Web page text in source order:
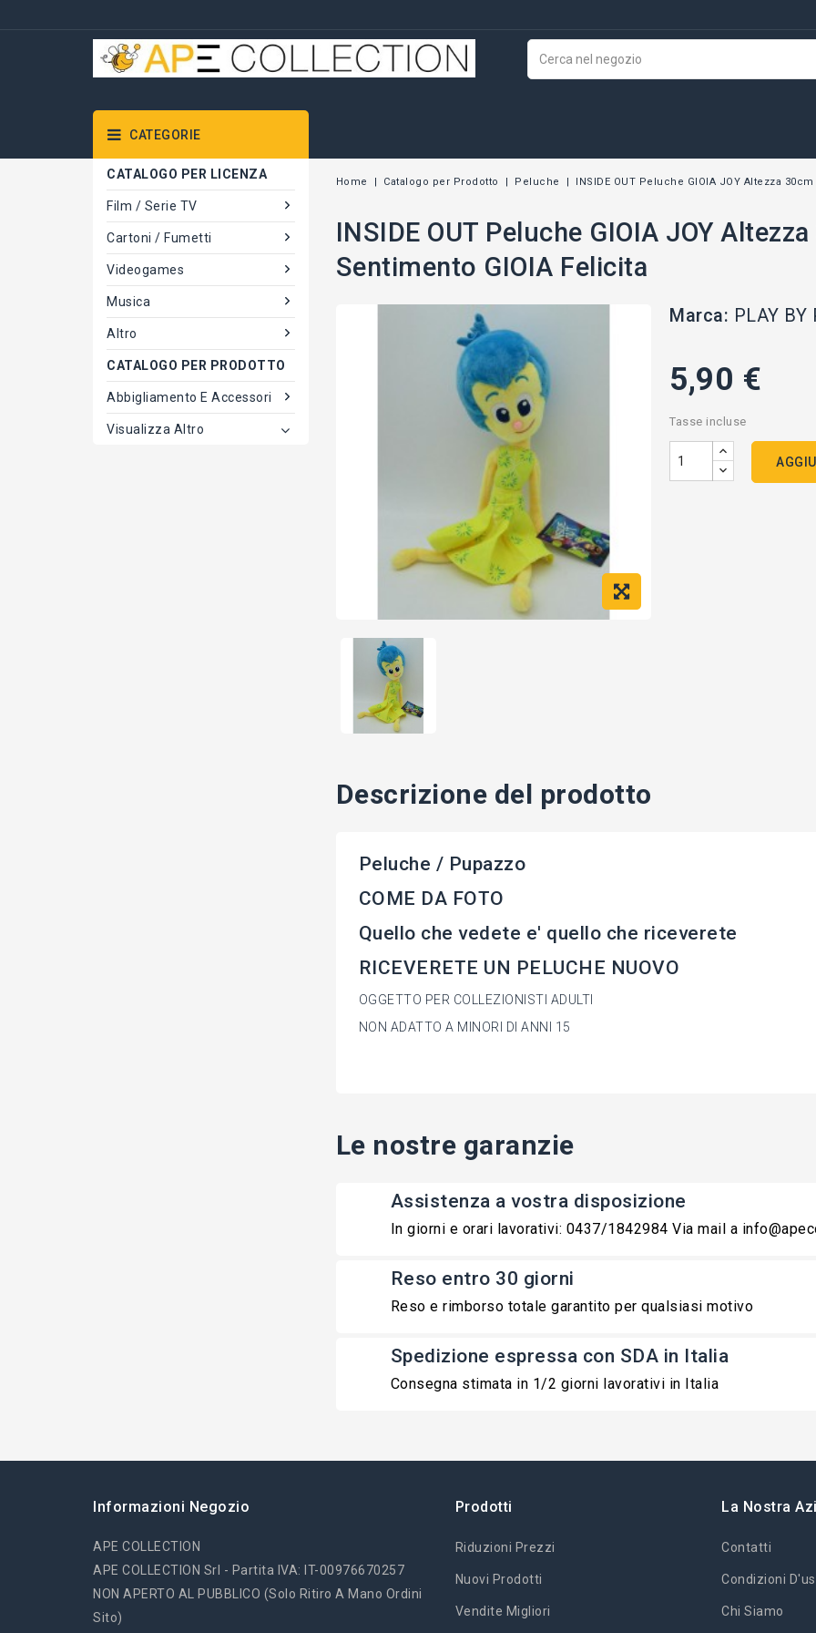
CATEGORIE
CATALOGO PER LICENZA
Film / Serie TV
Cartoni / Fumetti
Videogames
Musica
Altro
CATALOGO PER PRODOTTO
Abbigliamento E Accessori
Visualizza Altro
Home Catalogo per Prodotto Peluche INSIDE OUT Peluche GIOIA JOY Altezza
INSIDE OUT Peluche GIOIA JOY
Sentimento GIOIA Felicita
Marca: PLAY BY
5,90 €
Tasse incluse
Descrizione del prodotto
Peluche / Pupazzo
COME DA FOTO
Quello che vedete e' quello che riceverete
RICEVERETE UN PELUCHE NUOVO
OGGETTO PER COLLEZIONISTI ADULTI
NON ADATTO A MINORI DI ANNI 15
Le nostre garanzie
Assistenza a vostra disposizione
In giorni e orari lavorativi: 0437/1842984 Via mail a
Reso entro 30 giorni
Reso e rimborso totale garantito per qualsiasi motivo
Spedizione espressa con SDA in Italia
Consegna stimata in 1/2 giorni lavorativi in Italia
Informazioni Negozio
APE COLLECTION
APE COLLECTION Srl - Partita IVA: IT-00976670257
NON APERTO AL PUBBLICO (solo Ritiro A Mano Ordini
Sito)
Prodotti
Riduzioni Prezzi
Nuovi Prodotti
Vendite Migliori
La Nostra
Contatti
Condizioni
Chi Siamo